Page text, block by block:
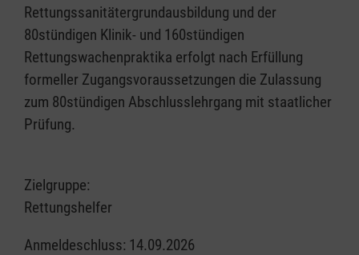
Rettungssanitätergrundausbildung und der
80stündigen Klinik- und 160stündigen
Rettungswachenpraktika erfolgt nach Erfüllung
formeller Zugangsvoraussetzungen die Zulassung
zum 80stündigen Abschlusslehrgang mit staatlicher
Prüfung.
Zielgruppe:
Rettungshelfer
Anmeldeschluss: 14.09.2026